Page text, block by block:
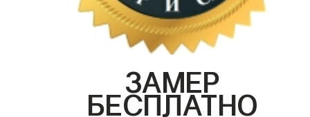
ЗАМЕР
БЕСПЛАТНО